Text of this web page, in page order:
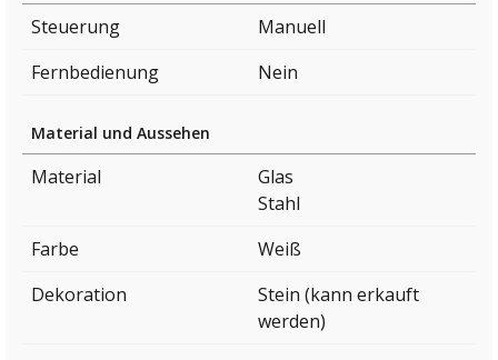
Steuerung
Manuell
Fernbedienung
Nein
Material und Aussehen
Material
Glas
Stahl
Farbe
Weiß
Dekoration
Stein (kann erkauft
werden)